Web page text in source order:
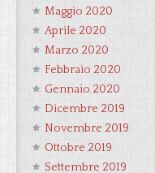
Maggio 2020
Aprile 2020
Marzo 2020
Febbraio 2020
Gennaio 2020
Dicembre 2019
Novembre 2019
Ottobre 2019
Settembre 2019